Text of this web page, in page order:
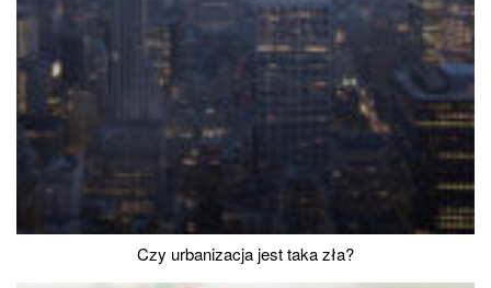
Czy urbanizacja jest taka zła?